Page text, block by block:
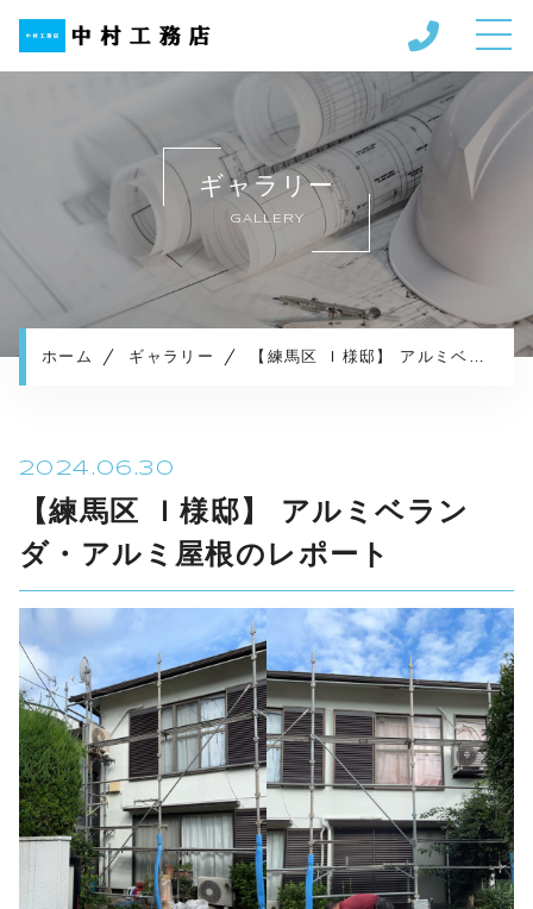
当社について
施工メニュー
施工実績
施工の流れ
ギャラリー
ギャラリー
GALLERY
ホーム ギャラリー 【練馬区 Ｉ様邸】 アルミベランダ・アルミ屋根のレポート
2024.06.30
【練馬区 Ｉ様邸】 アルミベラン
ダ・アルミ屋根のレポート